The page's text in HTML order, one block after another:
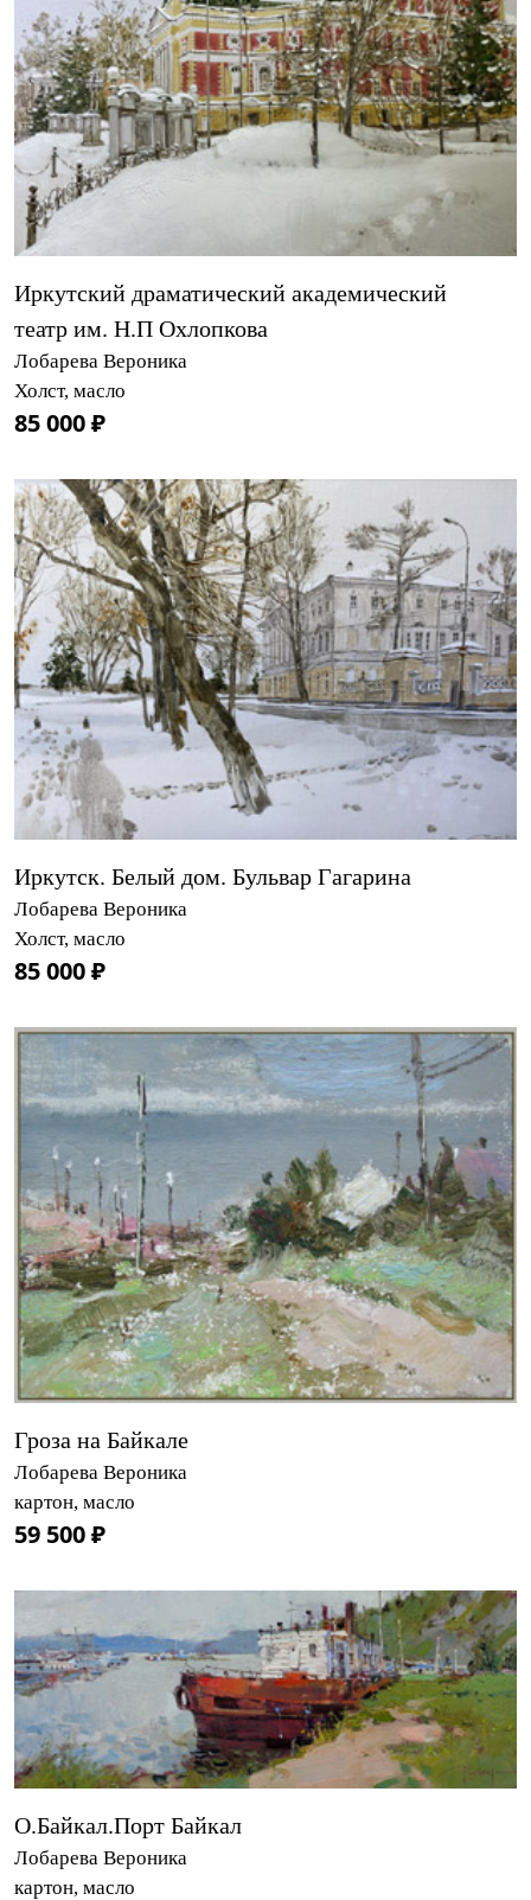
Иркутский драматический академический
театр им. Н.П Охлопкова
Лобарева Вероника
Холст, масло
85 000 ₽
Иркутск. Белый дом. Бульвар Гагарина
Лобарева Вероника
Холст, масло
85 000 ₽
Гроза на Байкале
Лобарева Вероника
картон, масло
59 500 ₽
О.Байкал.Порт Байкал
Лобарева Вероника
картон, масло